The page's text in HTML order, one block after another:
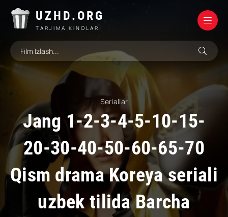
UZHD.ORG
TARJIMA KINOLAR
Seriallar
Jang 1-2-3-4-5-10-15-
20-30-40-50-60-65-70
Qism drama Koreya seriali
uzbek tilida Barcha